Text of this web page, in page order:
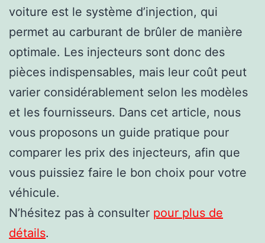
voiture est le système d’injection, qui
permet au carburant de brûler de manière
optimale. Les injecteurs sont donc des
pièces indispensables, mais leur coût peut
varier considérablement selon les modèles
et les fournisseurs. Dans cet article, nous
vous proposons un guide pratique pour
comparer les prix des injecteurs, afin que
vous puissiez faire le bon choix pour votre
véhicule.
N’hésitez pas à consulter pour plus de
détails.